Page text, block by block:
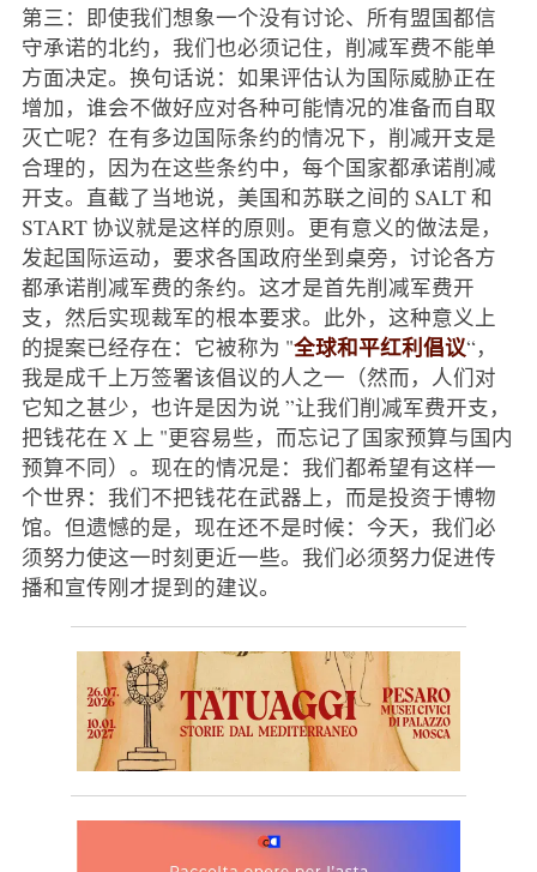
第三：即使我们想象一个没有讨论、所有盟国都信
守承诺的北约，我们也必须记住，削减军费不能单
方面决定。换句话说：如果评估认为国际威胁正在
增加，谁会不做好应对各种可能情况的准备而自取
灭亡呢？在有多边国际条约的情况下，削减开支是
合理的，因为在这些条约中，每个国家都承诺削减
开支。直截了当地说，美国和苏联之间的 SALT 和
START 协议就是这样的原则。更有意义的做法是，
发起国际运动，要求各国政府坐到桌旁，讨论各方
都承诺削减军费的条约。这才是首先削减军费开
支，然后实现裁军的根本要求。此外，这种意义上
的提案已经存在：它被称为 "全球和平红利倡议“，
我是成千上万签署该倡议的人之一（然而，人们对
它知之甚少，也许是因为说 ”让我们削减军费开支，
把钱花在 X 上 "更容易些，而忘记了国家预算与国内
预算不同）。现在的情况是：我们都希望有这样一
个世界：我们不把钱花在武器上，而是投资于博物
馆。但遗憾的是，现在还不是时候：今天，我们必
须努力使这一时刻更近一些。我们必须努力促进传
播和宣传刚才提到的建议。